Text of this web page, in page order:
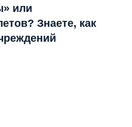
или
Знаете, как